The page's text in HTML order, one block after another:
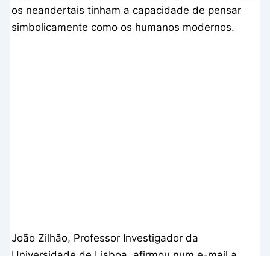
os neandertais tinham a capacidade de pensar
simbolicamente como os humanos modernos.
João Zilhão, Professor Investigador da